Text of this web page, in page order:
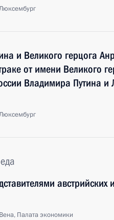
и Великого герцога
от имени Великого
Владимира Путина
австрийских
Вена, Палата экономики